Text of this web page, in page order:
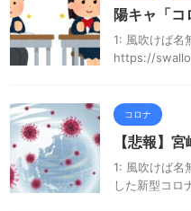
陽キャ「コ
1: 風吹けば
https://
コロナ
【悲報】
1: 風吹けば名
した新型コロ